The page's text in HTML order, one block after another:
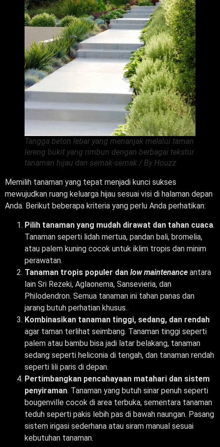
Tangga beton lebar yang menanjak melalui taman
lereng bukit yang rimbun dengan berbagai tekstur
tanaman hijau dan semak-semak / By Houzz
Memilih tanaman yang tepat menjadi kunci sukses
mewujudkan ruang keluarga hijau sesuai visi di halaman depan
Anda. Berikut beberapa kriteria yang perlu Anda perhatikan:
Pilih tanaman yang mudah dirawat dan tahan cuaca.
Tanaman seperti lidah mertua, pandan bali, bromelia,
atau palem kuning cocok untuk iklim tropis dan minim
perawatan.
Tanaman tropis populer dan low maintenance antara
lain Sri Rezeki, Aglaonema, Sansevieria, dan
Philodendron. Semua tanaman ini tahan panas dan
jarang butuh perhatian khusus.
Kombinasikan tanaman tinggi, sedang, dan rendah
agar taman terlihat seimbang. Tanaman tinggi seperti
palem atau bambu bisa jadi latar belakang, tanaman
sedang seperti heliconia di tengah, dan tanaman rendah
seperti lili paris di depan.
Pertimbangkan pencahayaan matahari dan sistem
penyiraman. Tanaman yang butuh sinar penuh seperti
bougenville cocok di area terbuka, sementara tanaman
teduh seperti pakis lebih pas di bawah naungan. Pasang
sistem irigasi sederhana atau siram manual sesuai
kebutuhan tanaman.